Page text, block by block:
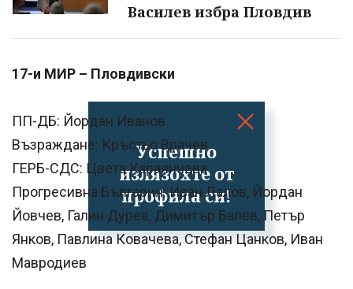
Успешно
излязохте от
профила си!
Василев избра Пловдив
17-и МИР – Пловдивски
ПП-ДБ: Йордан Иванов
Възраждане: Кръстьо Врачев
ГЕРБ-СДС: Цвета Караянчева
Прогресивна България: Иван Лалов, Йордан
Йовчев, Галин Дурев, Димитър Балев, Петър
Янков, Павлина Ковачева, Стефан Цанков, Иван
Мавродиев